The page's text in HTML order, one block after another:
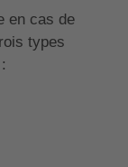
en cas de
types